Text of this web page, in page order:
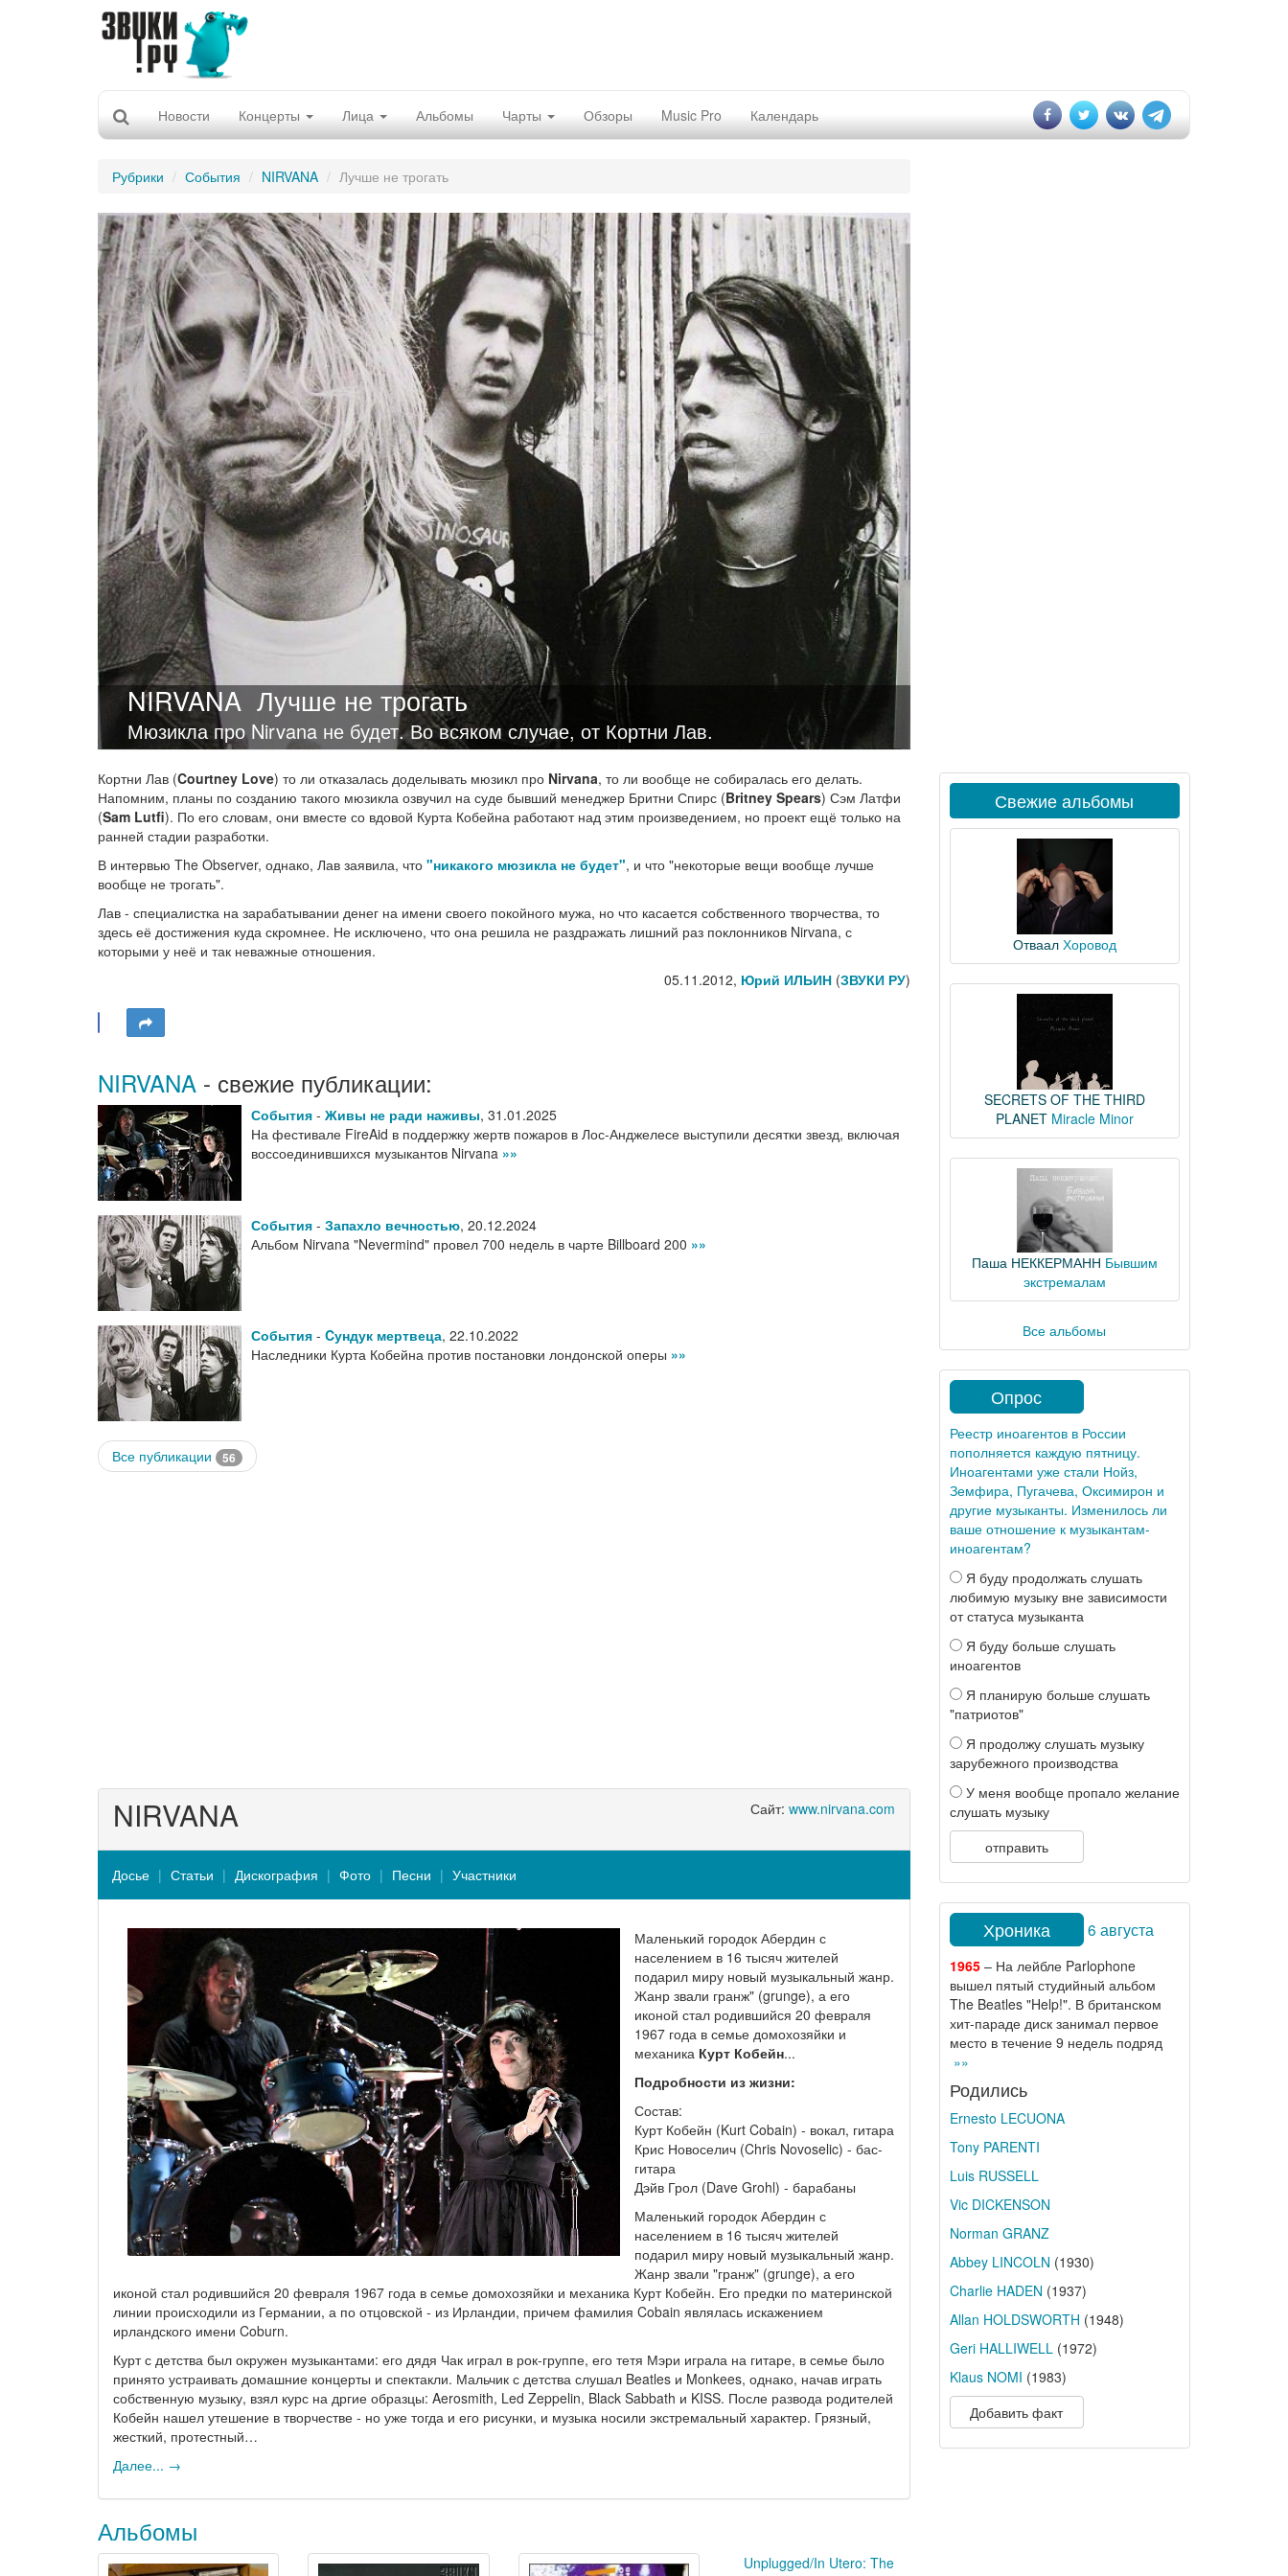
Новости Концерты Лица Альбомы Чарты Обзоры Music Pro Календарь
Рубрики События NIRVANA Лучше не трогать
NIRVANA Лучше не трогать
Мюзикла про Nirvana не будет. Во всяком случае, от Кортни Лав.
Кортни Лав (Courtney Love) то ли отказалась доделывать мюзикл про Nirvana, то ли вообще не собиралась его делать.
Напомним, планы по созданию такого мюзикла озвучил на суде бывший менеджер Бритни Спирс (Britney Spears) Сэм Латфи
(Sam Lutfi). По его словам, они вместе со вдовой Курта Кобейна работают над этим произведением, но проект ещё только на
ранней стадии разработки.
В интервью The Observer, однако, Лав заявила, что "никакого мюзикла не будет", и что "некоторые вещи вообще лучше
вообще не трогать".
Лав - специалистка на зарабатывании денег на имени своего покойного мужа, но что касается собственного творчества, то
здесь её достижения куда скромнее. Не исключено, что она решила не раздражать лишний раз поклонников Nirvana, с
которыми у неё и так неважные отношения.
05.11.2012, Юрий ИЛЬИН(ЗВУКИ РУ)
NIRVANA - свежие публикации:
События - Живы не ради наживы, 31.01.2025
На фестивале FireAid в поддержку жертв пожаров в Лос-Анджелесе выступили десятки звезд, включая
воссоединившихся музыкантов Nirvana »»
События - Запахло вечностью, 20.12.2024
Альбом Nirvana "Nevermind" провел 700 недель в чарте Billboard 200 »»
События - Cундук мертвеца, 22.10.2022
Наследники Курта Кобейна против постановки лондонской оперы »»
Все публикации 56
Сайт: www.nirvana.com
NIRVANA
Досье Статьи Дискография Фото Песни Участники
Маленький городок Абердин с
населением в 16 тысяч жителей
подарил миру новый музыкальный жанр.
Жанр звали гранж" (grunge), а его
иконой стал родившийся 20 февраля
1967 года в семье домохозяйки и
механика Курт Кобейн...
Подробности из жизни:
Состав:
Курт Кобейн (Kurt Cobain) - вокал, гитара
Крис Новоселич (Chris Novoselic) - бас-
гитара
Дэйв Грол (Dave Grohl) - барабаны
Маленький городок Абердин с
населением в 16 тысяч жителей
подарил миру новый музыкальный жанр.
Жанр звали "гранж" (grunge), а его
иконой стал родившийся 20 февраля 1967 года в семье домохозяйки и механика Курт Кобейн. Его предки по материнской
линии происходили из Германии, а по отцовской - из Ирландии, причем фамилия Cobain являлась искажением
ирландского имени Coburn.
Курт с детства был окружен музыкантами: его дядя Чак играл в рок-группе, его тетя Мэри играла на гитаре, в семье было
принято устраивать домашние концерты и спектакли. Мальчик с детства слушал Beatles и Monkees, однако, начав играть
собственную музыку, взял курс на дргие образцы: Aerosmith, Led Zeppelin, Black Sabbath и KISS. После развода родителей
Кобейн нашел утешение в творчестве - но уже тогда и его рисунки, и музыка носили экстремальный характер. Грязный,
жесткий, протестный…
Далее... →
Альбомы
Unplugged/In Utero: The
Свежие альбомы
Отваал Хоровод
SECRETS OF THE THIRD
PLANET Miracle Minor
Паша НЕККЕРМАНН Бывшим
экстремалам
Все альбомы
Опрос
Реестр иноагентов в России
пополняется каждую пятницу.
Иноагентами уже стали Нойз,
Земфира, Пугачева, Оксимирон и
другие музыканты. Изменилось ли
ваше отношение к музыкантам-
иноагентам?
Я буду продолжать слушать
любимую музыку вне зависимости
от статуса музыканта
Я буду больше слушать
иноагентов
Я планирую больше слушать
"патриотов"
Я продолжу слушать музыку
зарубежного производства
У меня вообще пропало желание
слушать музыку
отправить
Хроника 6 августа
1965– На лейбле Parlophone
вышел пятый студийный альбом
The Beatles "Help!". В британском
хит-параде диск занимал первое
место в течение 9 недель подряд
»»
Родились
Ernesto LECUONA
Tony PARENTI
Luis RUSSELL
Vic DICKENSON
Norman GRANZ
Abbey LINCOLN (1930)
Charlie HADEN (1937)
Allan HOLDSWORTH (1948)
Geri HALLIWELL(1972)
Klaus NOMI (1983)
Добавить факт